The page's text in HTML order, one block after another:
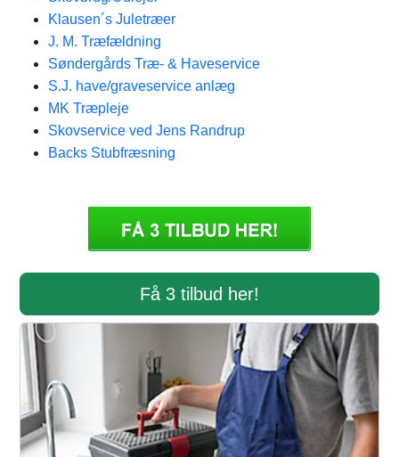
Klausen´s Juletræer
J. M. Træfældning
Søndergårds Træ- & Haveservice
S.J. have/graveservice anlæg
MK Træpleje
Skovservice ved Jens Randrup
Backs Stubfræsning
Få 3 tilbud her!